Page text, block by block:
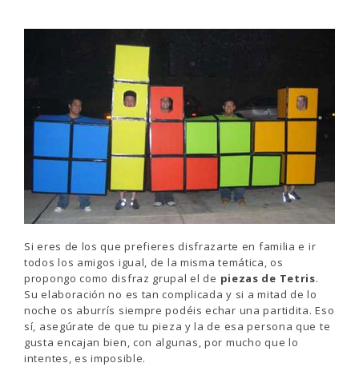
Si eres de los que prefieres disfrazarte en familia e ir
todos los amigos igual, de la misma temática, os
propongo como disfraz grupal el de piezas de Tetris.
Su elaboración no es tan complicada y si a mitad de lo
noche os aburrís siempre podéis echar una partidita. Eso
sí, asegúrate de que tu pieza y la de esa persona que te
gusta encajan bien, con algunas, por mucho que lo
intentes, es imposible.